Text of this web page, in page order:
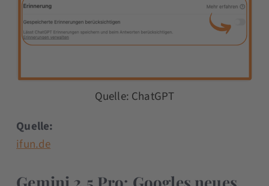
Quelle: ChatGPT
Quelle:
ifun.de